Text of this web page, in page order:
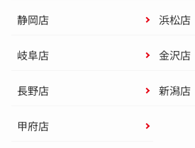
静岡店 浜松店
岐阜店 金沢店
長野店 新潟店
甲府店